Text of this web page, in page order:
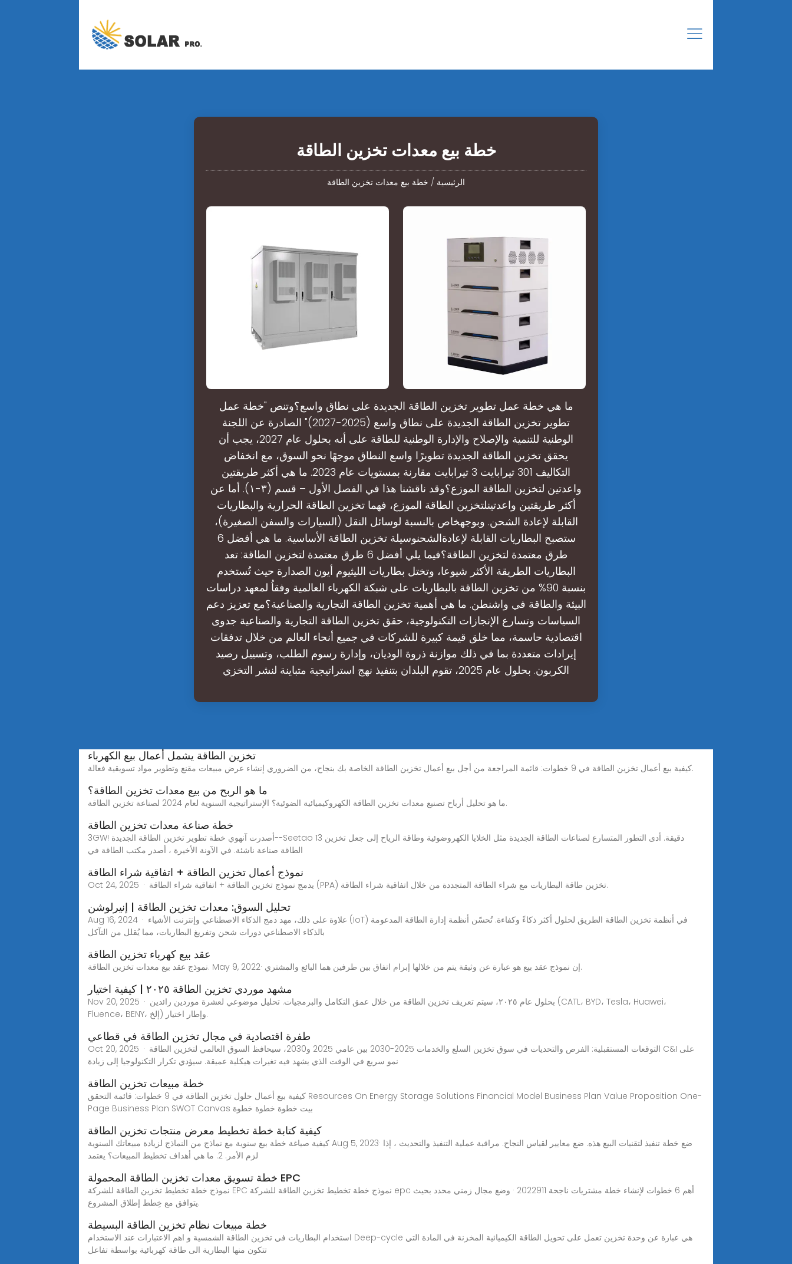
خطة بيع معدات تخزين الطاقة
الرئيسية / خطة بيع معدات تخزين الطاقة
ما هي خطة عمل تطوير تخزين الطاقة الجديدة على نطاق واسع؟وتنص "خطة عمل
تطوير تخزين الطاقة الجديدة على نطاق واسع (2025-2027)" الصادرة عن اللجنة
الوطنية للتنمية والإصلاح والإدارة الوطنية للطاقة على أنه بحلول عام 2027، يجب أن
يحقق تخزين الطاقة الجديدة تطويرًا واسع النطاق موجهًا نحو السوق، مع انخفاض
التكاليف 301 تيرابايت 3 تيرابايت مقارنة بمستويات عام 2023. ما هي أكثر طريقتين
واعدتين لتخزين الطاقة الموزع؟وقد ناقشنا هذا في الفصل الأول – قسم (٣-١). أما عن
أكثر طريقتين واعدتينلتخزين الطاقة الموزع، فهما تخزين الطاقة الحرارية والبطاريات
القابلة لإعادة الشحن. وبوجهخاص بالنسبة لوسائل النقل (السيارات والسفن الصغيرة)،
ستصبح البطاريات القابلة لإعادةالشحنوسيلة تخزين الطاقة الأساسية. ما هي أفضل 6
طرق معتمدة لتخزين الطاقة؟فيما يلي أفضل 6 طرق معتمدة لتخزين الطاقة: تعد
البطاريات الطريقة الأكثر شيوعا، وتختل بطاريات الليثيوم أيون الصدارة حيث تُستخدم
بنسبة 90% من تخزين الطاقة بالبطاريات على شبكة الكهرباء العالمية وفقاُ لمعهد دراسات
البيئة والطاقة في واشنطن. ما هي أهمية تخزين الطاقة التجارية والصناعية؟مع تعزيز دعم
السياسات وتسارع الإنجازات التكنولوجية، حقق تخزين الطاقة التجارية والصناعية جدوى
اقتصادية حاسمة، مما خلق قيمة كبيرة للشركات في جميع أنحاء العالم من خلال تدفقات
إيرادات متعددة بما في ذلك موازنة ذروة الوديان، وإدارة رسوم الطلب، وتسييل رصيد
الكربون. بحلول عام 2025، تقوم البلدان بتنفيذ نهج استراتيجية متباينة لنشر التخزي
تخزين الطاقة يشمل أعمال بيع الكهرباء
كيفية بيع أعمال تخزين الطاقة في 9 خطوات: قائمة المراجعة من أجل بيع أعمال تخزين الطاقة الخاصة بك بنجاح، من الضروري إنشاء عرض مبيعات مقنع وتطوير مواد تسويقية فعالة.
ما هو الربح من بيع معدات تخزين الطاقة؟
ما هو تحليل أرباح تصنيع معدات تخزين الطاقة الكهروكيميائية الضوئية؟ الإستراتيجية السنوية لعام 2024 لصناعة تخزين الطاقة.
خطة صناعة معدات تخزين الطاقة
3GW! أصدرت آنهوي خطة تطوير تخزين الطاقة الجديدة--Seetao 13 دقيقة. أدى التطور المتسارع لصناعات الطاقة الجديدة مثل الخلايا الكهروضوئية وطاقة الرياح إلى جعل تخزين
الطاقة صناعة ناشئة. في الآونة الأخيرة ، أصدر مكتب الطاقة في
نموذج أعمال تخزين الطاقة + اتفاقية شراء الطاقة
Oct 24, 2025 · يدمج نموذج تخزين الطاقة + اتفاقية شراء الطاقة (PPA) تخزين طاقة البطاريات مع شراء الطاقة المتجددة من خلال اتفاقية شراء الطاقة.
تحليل السوق: معدات تخزين الطاقة | إنيرلوشن
Aug 16, 2024 · علاوة على ذلك، مهد دمج الذكاء الاصطناعي وإنترنت الأشياء (IoT) في أنظمة تخزين الطاقة الطريق لحلول أكثر ذكاءً وكفاءة. تُحسّن أنظمة إدارة الطاقة المدعومة
بالذكاء الاصطناعي دورات شحن وتفريغ البطاريات، مما يُقلل من التآكل
عقد بيع كهرباء تخزين الطاقة
نموذج عقد بيع معدات تخزين الطاقة. May 9, 2022· إن نموذج عقد بيع هو عبارة عن وثيقة يتم من خلالها إبرام اتفاق بين طرفين هما البائع والمشتري.
مشهد موردي تخزين الطاقة ٢٠٢٥ | كيفية اختيار
Nov 20, 2025 · بحلول عام ٢٠٢٥، سيتم تعريف تخزين الطاقة من خلال عمق التكامل والبرمجيات. تحليل موضوعي لعشرة موردين رائدين (CATL، BYD، Tesla، Huawei،
Fluence، BENY، إلخ) وإطار اختيار.
طفرة اقتصادية في مجال تخزين الطاقة في قطاعي
Oct 20, 2025 · التوقعات المستقبلية: الفرص والتحديات في سوق تخزين السلع والخدمات 2025-2030 بين عامي 2025 و2030، سيحافظ السوق العالمي لتخزين الطاقة C&I على
نمو سريع في الوقت الذي يشهد فيه تغيرات هيكلية عميقة. سيؤدي تكرار التكنولوجيا إلى زيادة
خطة مبيعات تخزين الطاقة
كيفية بيع أعمال حلول تخزين الطاقة في 9 خطوات: قائمة التحقق Resources On Energy Storage Solutions Financial Model Business Plan Value Proposition One-
Page Business Plan SWOT Canvas بيت خطوة خطوة خطوة
كيفية كتابة خطة تخطيط معرض منتجات تخزين الطاقة
كيفية صياغة خطة بيع سنوية مع نماذج من النماذج لزيادة مبيعاتك السنوية Aug 5, 2023· ضع خطة تنفيذ لتقنيات البيع هذه. ضع معايير لقياس النجاح. مراقبة عملية التنفيذ والتحديث ، إذا
لزم الأمر. 2. ما هي أهداف تخطيط المبيعات؟ يعتمد
خطة تسويق معدات تخزين الطاقة المحمولة EPC
نموذج خطة تخطيط تخزين الطاقة للشركة EPC نموذج خطة تخطيط تخزين الطاقة للشركة epc أهم 6 خطوات لإنشاء خطة مشتريات ناجحة 2022911 · وضع مجال زمني محدد بحيث
يتوافق مع خِطط إطلاق المشروع.
خطة مبيعات نظام تخزين الطاقة البسيطة
استخدام البطاريات في تخزين الطاقة الشمسية و اهم الاعتبارات عند الاستخدام Deep-cycle هي عبارة عن وحدة تخزين تعمل على تحويل الطاقة الكيميائية المخزنة في المادة التي
تتكون منها البطارية الى طاقة كهربائية بواسطة تفاعل